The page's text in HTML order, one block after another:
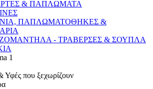
& ΠΑΠΛΩΜΑΤΑ
ΠΑΠΛΩΜΑΤΟΘΗΚΕΣ &
- ΤΡΑΒΕΡΣΕΣ & ΣΟΥΠΛΑ
Υφές που ξεχωρίζουν